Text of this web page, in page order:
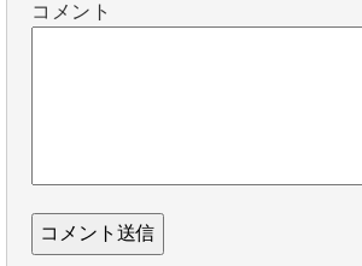
コメント